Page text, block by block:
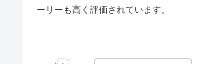
ーリーも高く評価されています。